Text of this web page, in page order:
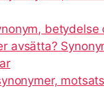
betydelse
avsätta?